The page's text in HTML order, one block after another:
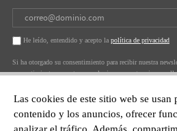
Las cookies de este sitio web se usan
contenido y los anuncios, ofrecer
He leído, entendido y acepto la política de privacidad
Si ha otorgado su consentimiento para recibir nuestra
consentimiento concreto en cualquier momento, sin que